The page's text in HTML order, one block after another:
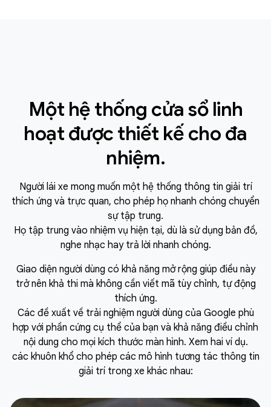
Một hệ thống cửa sổ linh
hoạt được thiết kế cho đa
nhiệm.
Người lái xe mong muốn một hệ thống thông tin giải trí
thích ứng và trực quan, cho phép họ nhanh chóng chuyển
sự tập trung.
Họ tập trung vào nhiệm vụ hiện tại, dù là sử dụng bản đồ,
nghe nhạc hay trả lời nhanh chóng.
Giao diện người dùng có khả năng mở rộng giúp điều này
trở nên khả thi mà không cần viết mã tùy chỉnh, tự động
thích ứng.
Các đề xuất về trải nghiệm người dùng của Google phù
hợp với phần cứng cụ thể của bạn và khả năng điều chỉnh
nội dung cho mọi kích thước màn hình. Xem hai ví dụ.
các khuôn khổ cho phép các mô hình tương tác thông tin
giải trí trong xe khác nhau: